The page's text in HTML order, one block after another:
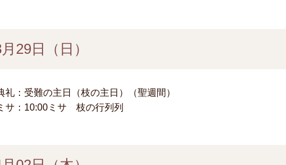
29日（日）
礼：受難の主日（枝の主日）（聖週間）
サ：10:00ミサ 枝の行列列